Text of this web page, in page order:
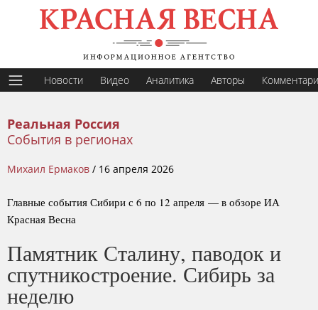
Новости Видео Аналитика Авторы
Реальная Россия
События в регионах
Михаил Ермаков / 16 апреля 2026
Главные события Сибири с 6 по 12 апреля — в обзоре ИА
Красная Весна
Памятник Сталину, паводок и
спутникостроение. Сибирь за
неделю